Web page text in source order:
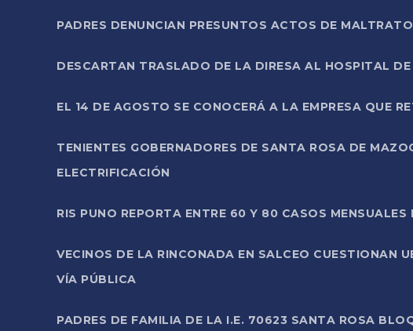
PADRES DENUNCIAN PRESUNTOS ACTOS DE
DESCARTAN TRASLADO DE LA DIRESA AL HOSPITAL
EL 14 DE AGOSTO SE CONOCERÁ A LA EMPRESA QUE
TENIENTES GOBERNADORES DE SANTA ROSA DE
ELECTRIFICACIÓN
RIS PUNO REPORTA ENTRE 60 Y 80 CASOS MENSUALES
VECINOS DE LA RINCONADA EN SALCEO CUESTIONAN
VÍA PÚBLICA
PADRES DE FAMILIA DE LA I.E. 70623 SANTA ROSA